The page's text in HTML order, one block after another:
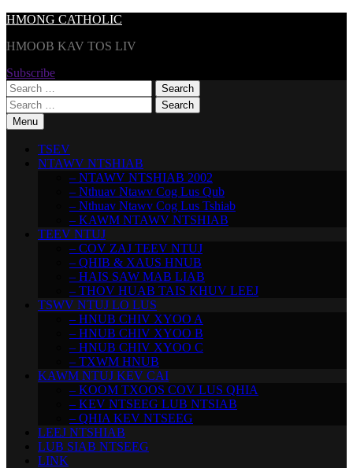
Skip
content
HMONG CATHOLIC
HMOOB KAV TOS LIV
Subscribe
Search
for:
Search
for:Menu
TSEV
NTAWV NTSHIAB
– NTAWV NTSHIAB 2002
– Nthuav Ntawv Cog Lus Qub
– Nthuav Ntawv Cog Lus Tshiab
– KAWM NTAWV NTSHIAB
TEEV NTUJ
– COV ZAJ TEEV NTUJ
– QHIB & XAUS HNUB
– HAIS SAW MAB LIAB
– THOV HUAB TAIS KHUV LEEJ
TSWV NTUJ LO LUS
– HNUB CHIV XYOO A
– HNUB CHIV XYOO B
– HNUB CHIV XYOO C
– TXWM HNUB
KAWM NTUJ KEV CAI
– KOOM TXOOS COV LUS QHIA
– KEV NTSEEG LUB NTSIAB
– QHIA KEV NTSEEG
LEEJ NTSHIAB
LUB SIAB NTSEEG
LINK